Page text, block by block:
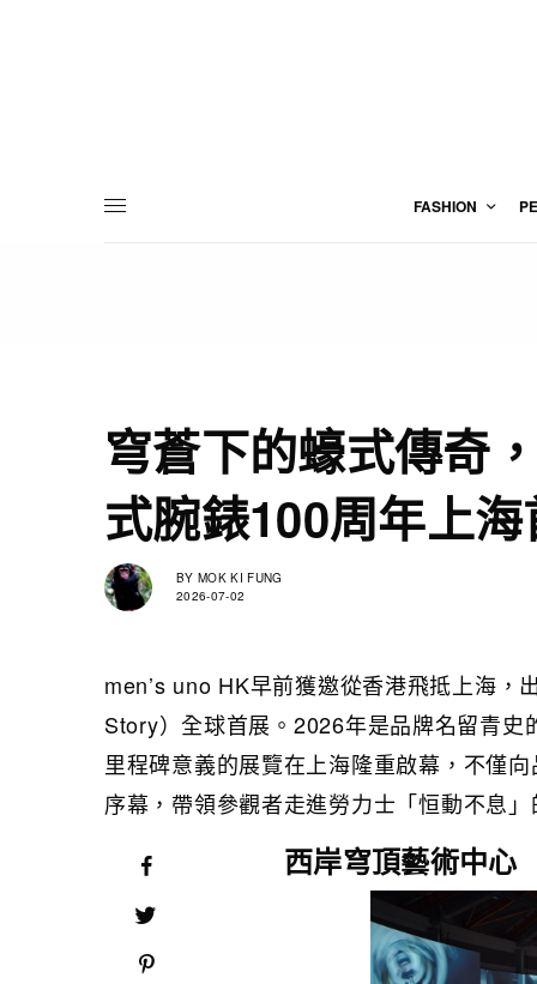
FASHION
穹蒼下的蠔式傳奇
式腕錶100周年上
BY MOK KI FUNG
2026-07-02
men’s uno HK早前獲邀從香港飛抵上海
Story）全球首展。2026年是品牌名留青
里程碑意義的展覽在上海隆重啟幕，不僅
序幕，帶領參觀者走進勞力士「恒動不息
西岸穹頂藝術中心